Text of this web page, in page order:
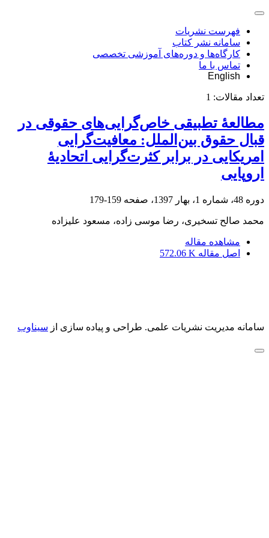
فهرست نشریات
سامانه نشر کتاب
کارگاه‌ها و دوره‌های آموزشی تخصصی
تماس با ما
English
تعداد مقالات: 1
مطالعۀ تطبیقی خاص‌گرایی‌های حقوقی در
قبال حقوق بین‌الملل: معافیت‌گرایی
امریکایی در برابر کثرت‌گرایی اتحادیۀ
اروپایی
دوره 48، شماره 1، بهار 1397، صفحه 159-179
محمد صالح تسخیری، رضا موسی زاده، مسعود علیزاده
مشاهده مقاله
اصل مقاله 572.06 K
سامانه مدیریت نشریات علمی. طراحی و پیاده سازی از سیناوب